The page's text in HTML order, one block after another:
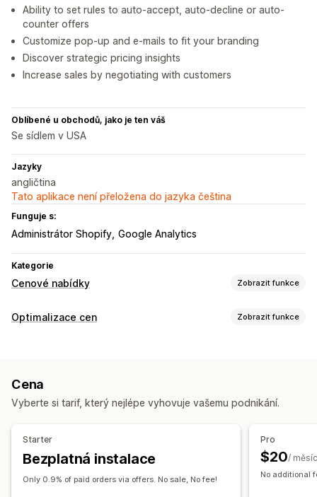
Ability to set rules to auto-accept, auto-decline or auto-
counter offers
Customize pop-up and e-mails to fit your branding
Discover strategic pricing insights
Increase sales by negotiating with customers
Oblíbené u obchodů, jako je ten váš
Se sídlem v USA
Jazyky
angličtina
Tato aplikace není přeložena do jazyka čeština
Funguje s:
Administrátor Shopify Google Analytics
Kategorie
Cenové nabídky Zobrazit funkce
Pravidla nacenění
Automatické zamítnutí
Vlastní zobrazení
Automaticky otevíraná okna
Notifikace
Upozornění správce Automatické e-mailové odpovědi
Optimalizace cen Zobrazit funkce
Automatické přecenění
Cena
Vyberte si tarif, který nejlépe vyhovuje vašemu podnikání.
Starter
Bezplatná instalace
Only 0.9% of paid orders via offers. No sale, No fee!
Pro
$20/ měsíc
No additional